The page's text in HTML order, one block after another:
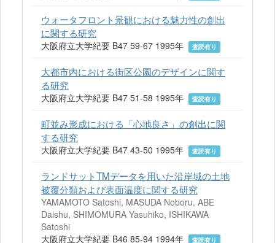
ウォータフロント景観における魅力性の創出
に関する研究
大阪府立大学紀要 B47 59-67 1995年 査読有り
大都市内における街区公園のデザインに関す
る研究
大阪府立大学紀要 B47 51-58 1995年 査読有り
町並み形成における「心地良さ」の創出に関
する研究
大阪府立大学紀要 B47 43-50 1995年 査読有り
ランドサットTMデータを用いた沿岸域の土地
被覆分類および表面温度に関する研究
YAMAMOTO Satoshi, MASUDA Noboru, ABE
Daishu, SHIMOMURA Yasuhiko, ISHIKAWA
Satoshi
大阪府立大学紀要 B46 85-94 1994年
査読有り